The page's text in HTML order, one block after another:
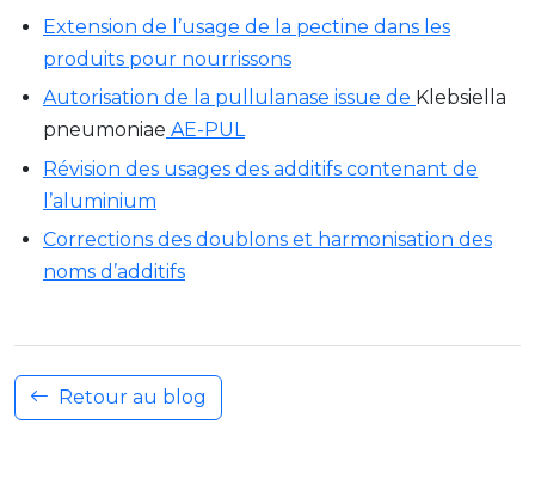
Extension de l’usage de la pectine dans les
produits pour nourrissons
Autorisation de la pullulanase issue de Klebsiella
pneumoniae AE-PUL
Révision des usages des additifs contenant de
l’aluminium
Corrections des doublons et harmonisation des
noms d’additifs
Retour au blog